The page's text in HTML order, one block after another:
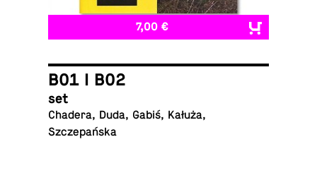
7,00 €
B01 I B02
set
Chadera, Duda, Gabiś, Kałuża,
Szczepańska